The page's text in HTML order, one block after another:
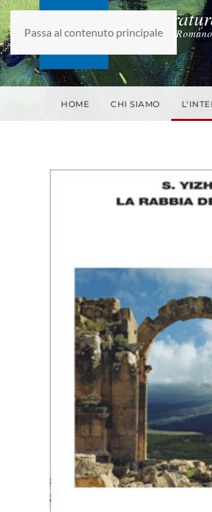
Passa al contenuto principale
fondato da
HOME CHI SIAMO